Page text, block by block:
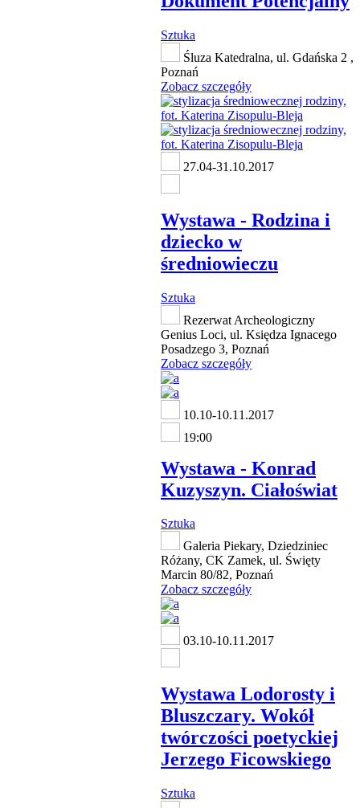
Sztuka
Śluza Katedralna, ul. Gdańska 2 ,
Poznań
Zobacz szczegóły
27.04-31.10.2017
Wystawa - Rodzina i
dziecko w
średniowieczu
Sztuka
Rezerwat Archeologiczny
Genius Loci, ul. Księdza Ignacego
Posadzego 3, Poznań
Zobacz szczegóły
10.10-10.11.2017
19:00
Wystawa - Konrad
Kuzyszyn. Ciałoświat
Sztuka
Galeria Piekary, Dziedziniec
Różany, CK Zamek, ul. Święty
Marcin 80/82, Poznań
Zobacz szczegóły
03.10-10.11.2017
Wystawa Lodorosty i
Bluszczary. Wokół
twórczości poetyckiej
Jerzego Ficowskiego
Sztuka